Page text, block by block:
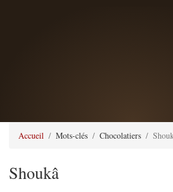
Accueil Mots-clés Chocolatiers
Shoukâ